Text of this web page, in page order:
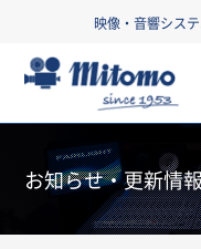
映像・音響シス
お知らせ・更新情